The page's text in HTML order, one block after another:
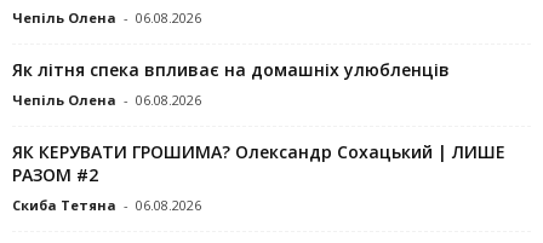
Чепіль Олена - 06.08.2026
Як літня спека впливає на домашніх улюбленців
Чепіль Олена - 06.08.2026
ЯК КЕРУВАТИ ГРОШИМА? Олександр Сохацький | ЛИШЕ
РАЗОМ #2
Скиба Тетяна - 06.08.2026